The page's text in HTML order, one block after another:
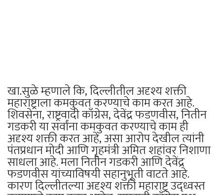
खा.सुळे म्हणाले कि, दिल्लीतील अदृश्य शक्ती
महाराष्ट्राला कमकुवत करण्याचे काम करत आहे.
शिवसेना, राष्ट्रवादी काँग्रेस, देवेंद्र फडणवीस, नितीन
गडकरी या सर्वांना कमकुवत करण्याचे काम ही
अदृश्य शक्ती करत आहे, असा आरोप देखील त्यांनी
पंतप्रधान मोदी आणि गृहमंत्री अमित शहांवर निशाणा
साधला आहे. मला नितीन गडकरी आणि देवेंद्र
फडणवीस यांच्याविषयी सहानुभूती वाटते आहे.
कारण दिल्लीतल्या अदृश्य शक्ती महाराष्ट्र उद्ध्वस्त